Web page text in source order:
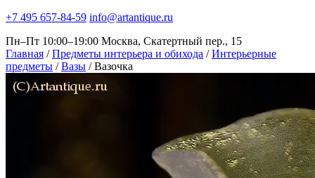
+7 495 657-84-59 info@artantique.ru
Пн–Пт 10:00–19:00 Москва, Скатертный пер., 15
Главная / Предметы интерьера и обихода / Интерьерные
предметы / Вазы / Вазочка